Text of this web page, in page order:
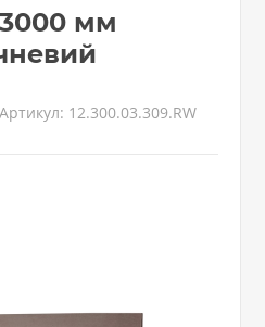
мм
Артикул: 12.300.03.309.RW